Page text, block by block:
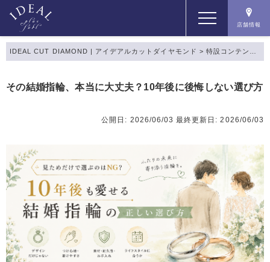
店舗情報
IDEAL CUT DIAMOND | アイデアルカットダイヤモンド > 特設コンテンツ
その結婚指輪、本当に大丈夫？10年後に後悔しない選び方
公開日: 2026/06/03 最終更新日: 2026/06/03
商品一覧
店舗情報